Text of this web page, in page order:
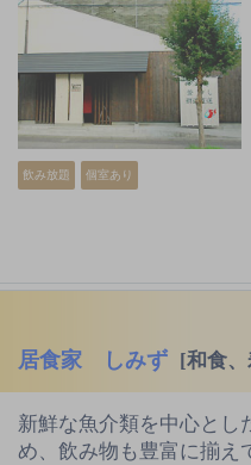
飲み放題 個室あり
居食家 しみず [和食
新鮮な魚介類を中心とし
め、飲み物も豊富に揃え